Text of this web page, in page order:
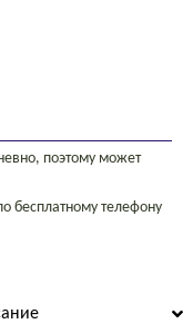
поэтому может
бесплатному телефону